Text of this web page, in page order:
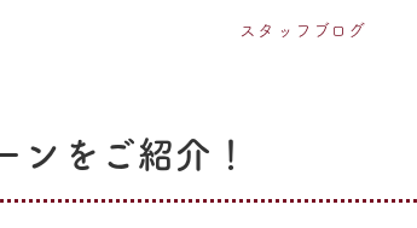
スタッフブログ
ンをご紹介！